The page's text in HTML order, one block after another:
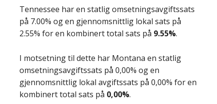
Tennessee har en statlig omsetningsavgiftssats
på 7.00% og en gjennomsnittlig lokal sats på
2.55% for en kombinert total sats på 9.55%.
I motsetning til dette har Montana en statlig
omsetningsavgiftssats på 0,00% og en
gjennomsnittlig lokal avgiftssats på 0,00% for en
kombinert total sats på 0,00%.